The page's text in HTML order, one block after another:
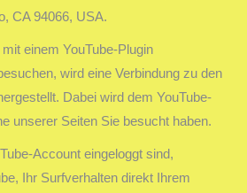
CA 94066, USA.
einem YouTube-Plugin
wird eine Verbindung zu den
Dabei wird dem YouTube-
unserer Seiten Sie besucht haben.
Account eingeloggt sind,
Ihr Surfverhalten direkt Ihrem